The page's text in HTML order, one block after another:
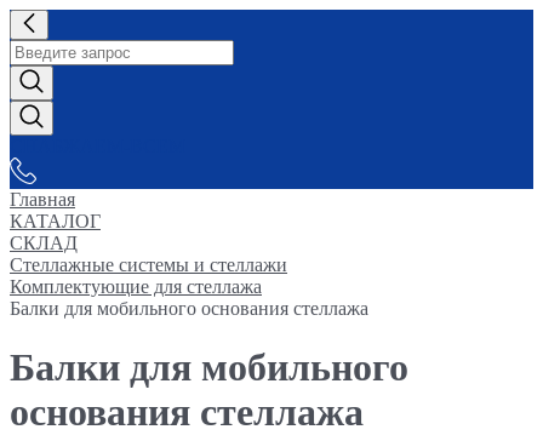
Главная
КАТАЛОГ
СКЛАД
Стеллажные системы и стеллажи
Комплектующие для стеллажа
Балки для мобильного основания стеллажа
Балки для мобильного
основания стеллажа